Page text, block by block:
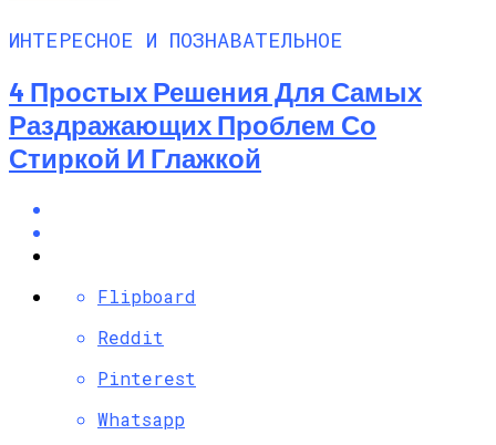
ИНТЕРЕСНОЕ И ПОЗНАВАТЕЛЬНОЕ
4 Простых Решения Для Самых
Раздражающих Проблем Со
Стиркой И Глажкой
Flipboard
Reddit
Pinterest
Whatsapp